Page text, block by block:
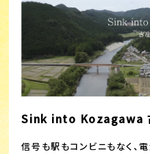
Sink into Kozagawa
信号も駅もコンビニもなく、